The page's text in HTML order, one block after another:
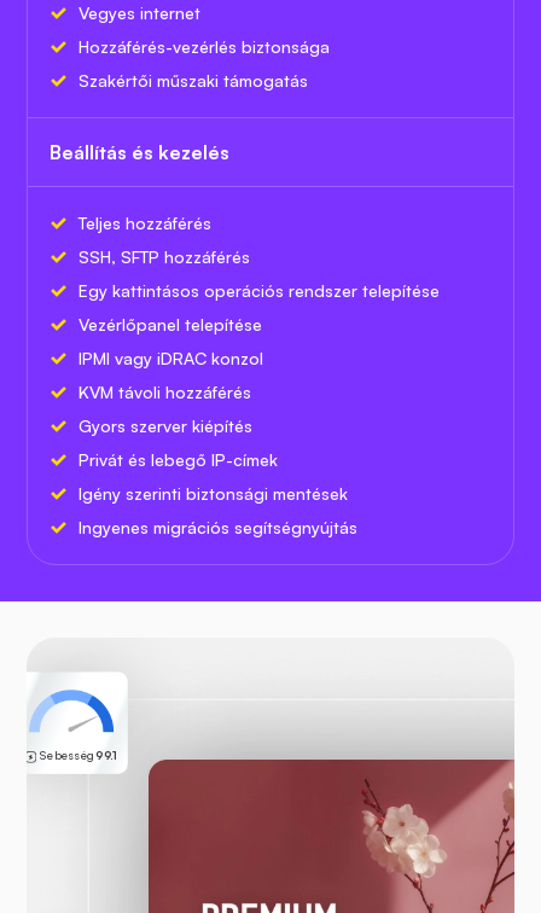
Vegyes internet
Hozzáférés-vezérlés biztonsága
Szakértői műszaki támogatás
Beállítás és kezelés
Teljes hozzáférés
SSH, SFTP hozzáférés
Egy kattintásos operációs rendszer telepítése
Vezérlőpanel telepítése
IPMI vagy iDRAC konzol
KVM távoli hozzáférés
Gyors szerver kiépítés
Privát és lebegő IP-címek
Igény szerinti biztonsági mentések
Ingyenes migrációs segítségnyújtás
Sebesség99.1